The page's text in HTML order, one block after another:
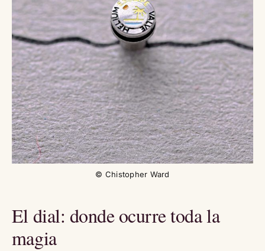
© Chistopher Ward
El dial: donde ocurre toda la
magia